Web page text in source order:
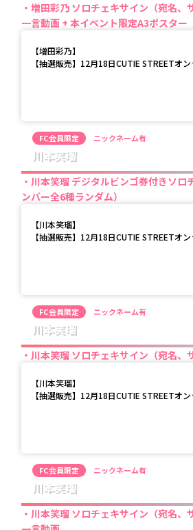
増田彩乃 ソロチェキサイン（宛名、
一言動画 + 本イベント限定A3ポスター
【増田彩乃】
【抽選販売】12月18日CUTIE STREETオ
FC会員限定 ニックネーム有
川本笑瑠
川本笑瑠 デジタルビンゴ券付きソロ
ンバー全6種ランダム）
【川本笑瑠】
【抽選販売】12月18日CUTIE STREETオ
FC会員限定 ニックネーム有
川本笑瑠
川本笑瑠 ソロチェキサイン（宛名、
【川本笑瑠】
【抽選販売】12月18日CUTIE STREETオ
FC会員限定 ニックネーム有
川本笑瑠
川本笑瑠 ソロチェキサイン（宛名、